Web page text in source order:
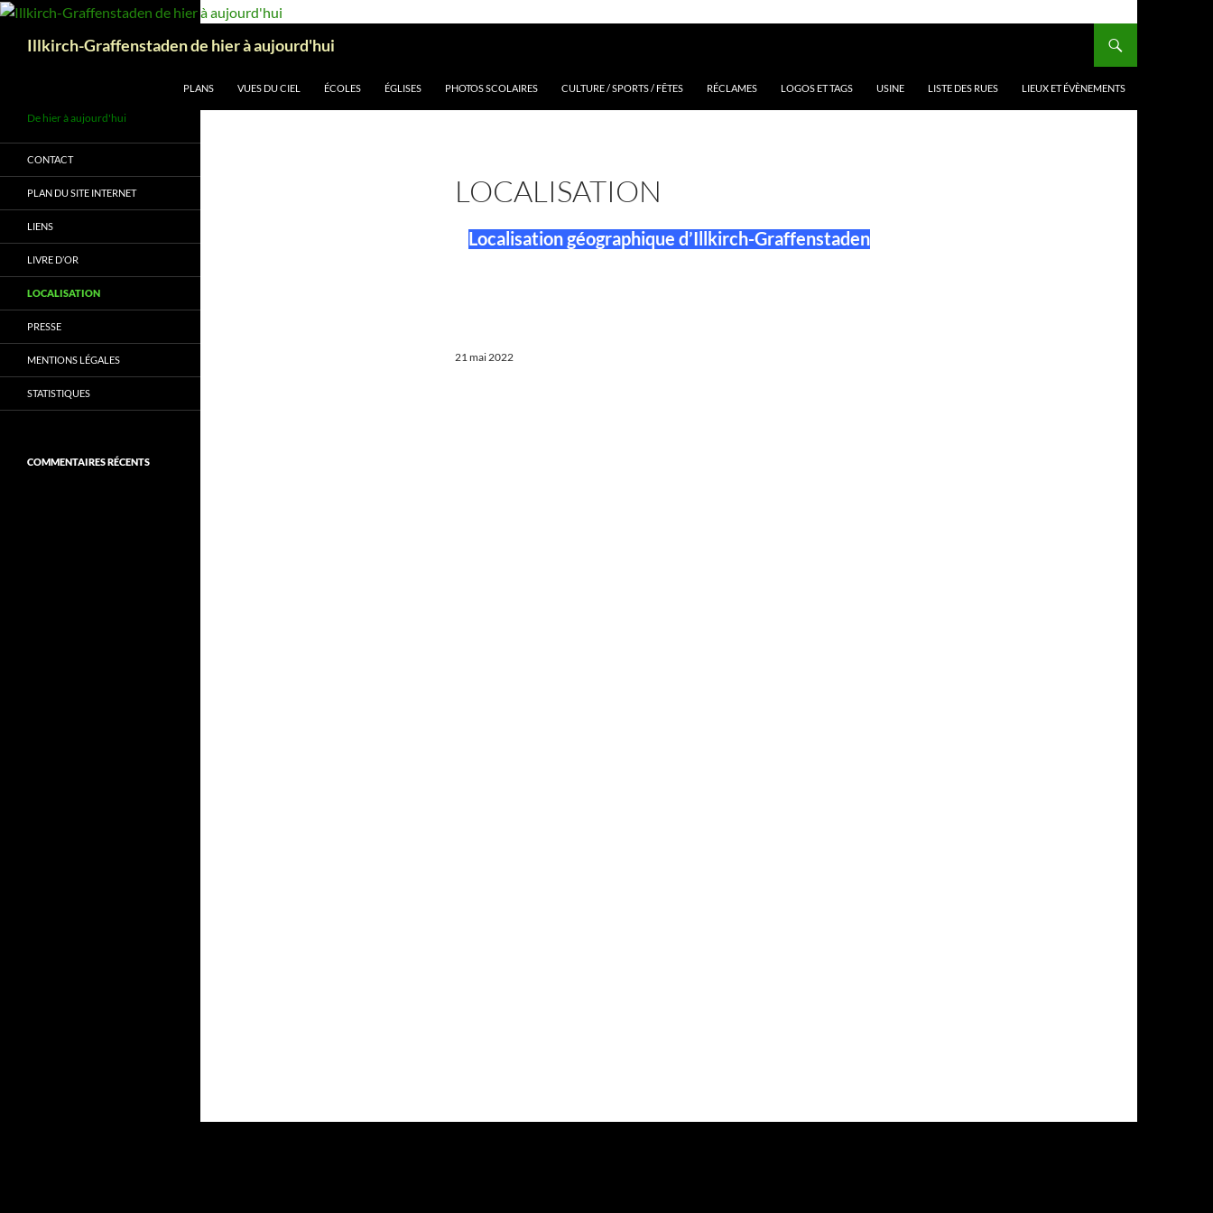
Aller
contenuIllkirch-Graffenstaden de hier à aujourd'hui
PLANS VUES DU CIEL ÉCOLES ÉGLISES PHOTOS SCOLAIRES CULTURE / SPORTS / FÊTES RÉCLAMES LOGOS ET TAGS USINE LISTE DES RUES LIEUX ET ÉVÈNEMENTS
LOCALISATION
Localisation géographique d’Illkirch-Graffenstaden
21 mai 2022
De hier à aujourd'hui
CONTACT
PLAN DU SITE INTERNET
LIENS
LIVRE D’OR
LOCALISATION
PRESSE
MENTIONS LÉGALES
STATISTIQUES
COMMENTAIRES RÉCENTS